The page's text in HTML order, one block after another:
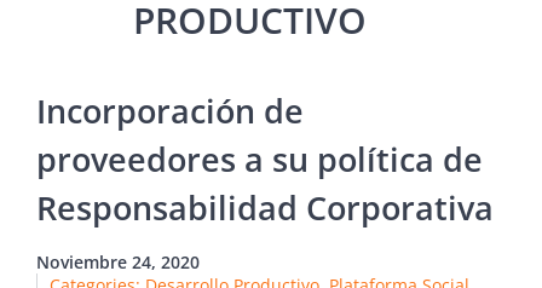
Incorporación de
proveedores a su política de
Responsabilidad Corporativa
Noviembre 24, 2020